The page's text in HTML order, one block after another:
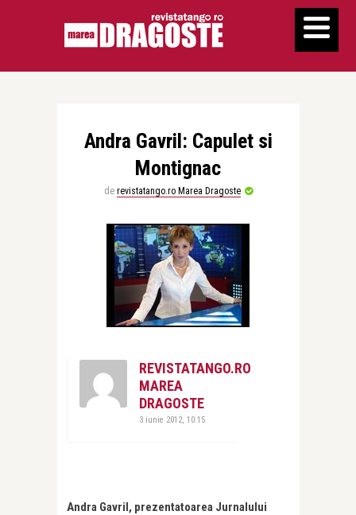
Andra Gavril: Capulet si
Montignac
de revistatango.ro Marea Dragoste
REVISTATANGO.RO
MAREA
DRAGOSTE
3 iunie 2012, 10:15
Andra Gavril, prezentatoarea Jurnalului